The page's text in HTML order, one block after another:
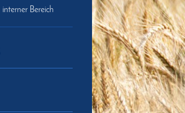
interner Bereich